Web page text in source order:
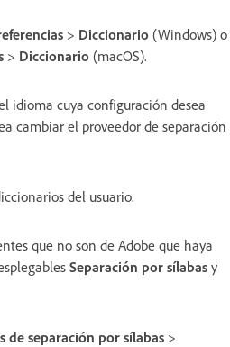
> Diccionario (Windows) o
> Diccionario (macOS).
idioma cuya configuración desea
cambiar el proveedor de separación
del usuario.
que no son de Adobe que haya
Separación por sílabas y
de separación por sílabas >